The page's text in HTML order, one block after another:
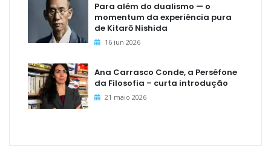
Para além do dualismo — o
momentum da experiência pura
de Kitarō Nishida
16 jun 2026
Ana Carrasco Conde, a Perséfone
da Filosofia – curta introdução
21 maio 2026